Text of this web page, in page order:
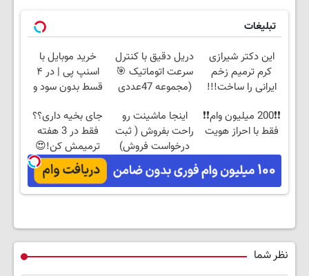
تبلیغات
این دکتر شیرازی
کرم ترمیم زخم
ایرانی را ساخت!!!
دریل دقیق با کنترل
سرعت اتوماتیک 🎯
(مجموعه 47عددی
خرید موبایل با
اسنپ پی | در ۴
قسط بدون سود و
❗❗200 میلیون وام❗❗
فقط با احراز هویت
اینجا ماشینت رو
راحت بفروش ( ثبت
درخواست فروش)
جای بخیه داری؟؟
فقط در 3 هفته
ترمیمش کن!😍
نظر شما